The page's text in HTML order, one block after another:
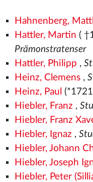
Hahnenberg,
Hattler, Martin (
Prämonstratenser
Hattler, Philipp ,
Heinz, Clemens,
Heinz, Paul
Hiebler, Franz ,
Hiebler, Franz
Hiebler, Ignaz ,
Hiebler, Johann
Hiebler, Joseph
Hiebler, Peter